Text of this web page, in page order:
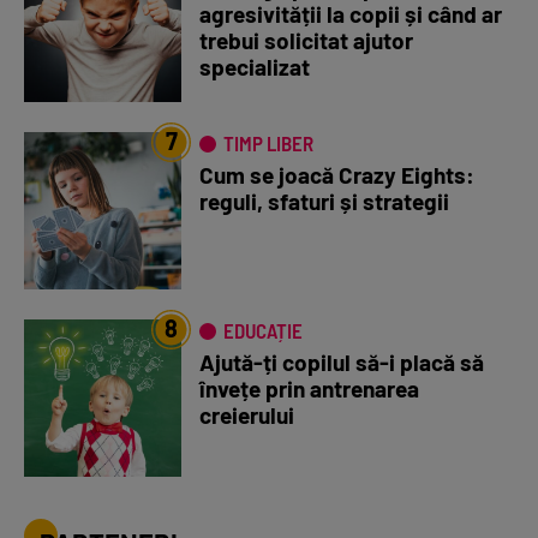
agresivității la copii și când ar
trebui solicitat ajutor
specializat
7 TIMP LIBER
Cum se joacă Crazy Eights:
reguli, sfaturi și strategii
8 EDUCAȚIE
Ajută-ți copilul să-i placă să
învețe prin antrenarea
creierului